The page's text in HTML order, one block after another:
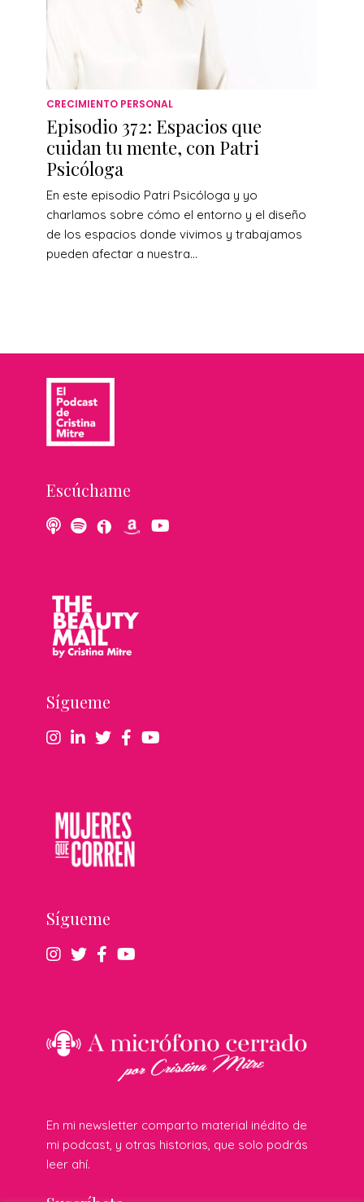
CRECIMIENTO PERSONAL
Episodio 372: Espacios que
cuidan tu mente, con Patri
Psicóloga
En este episodio Patri Psicóloga y yo
charlamos sobre cómo el entorno y el diseño
de los espacios donde vivimos y trabajamos
pueden afectar a nuestra...
Escúchame
Sígueme
Sígueme
En mi newsletter comparto material inédito de
mi podcast, y otras historias, que solo podrás
leer ahí.